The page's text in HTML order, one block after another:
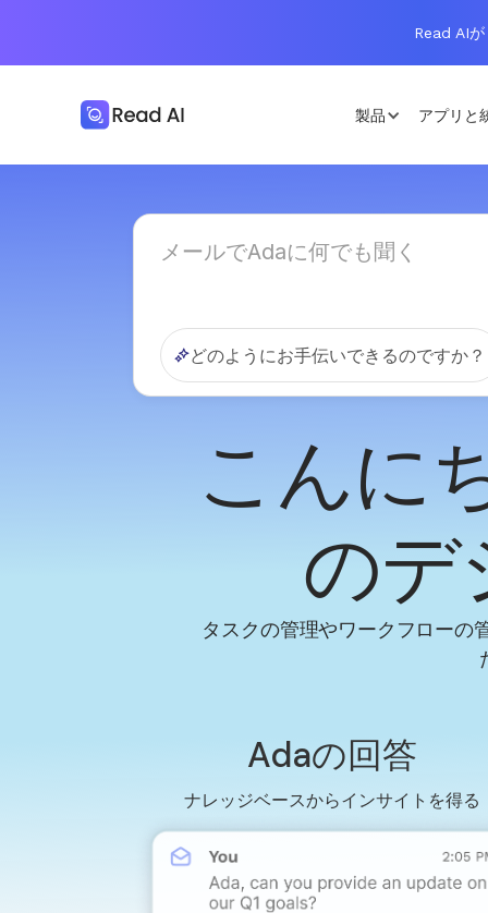
Read AIが
製品 アプリと
どのようにお手伝いできるのですか？
こんに
のデ
タスクの管理やワークフローの
Adaの回答
ナレッジベースからインサイトを得る